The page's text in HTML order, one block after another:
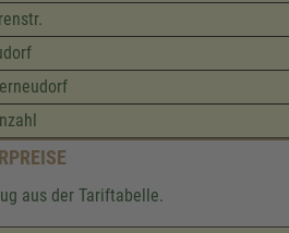
aus der Tariftabelle.